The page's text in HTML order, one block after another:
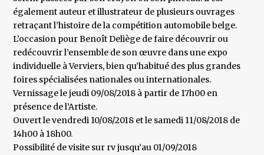
également auteur et illustrateur de plusieurs ouvrages
retraçant l’histoire de la compétition automobile belge.
L’occasion pour Benoît Deliège de faire découvrir ou
redécouvrir l’ensemble de son œuvre dans une expo
individuelle à Verviers, bien qu’habitué des plus grandes
foires spécialisées nationales ou internationales.
Vernissage le jeudi 09/08/2018 à partir de 17h00 en
présence de l’Artiste.
Ouvert le vendredi 10/08/2018 et le samedi 11/08/2018 de
14h00 à 18h00.
Possibilité de visite sur rv jusqu’au 01/09/2018